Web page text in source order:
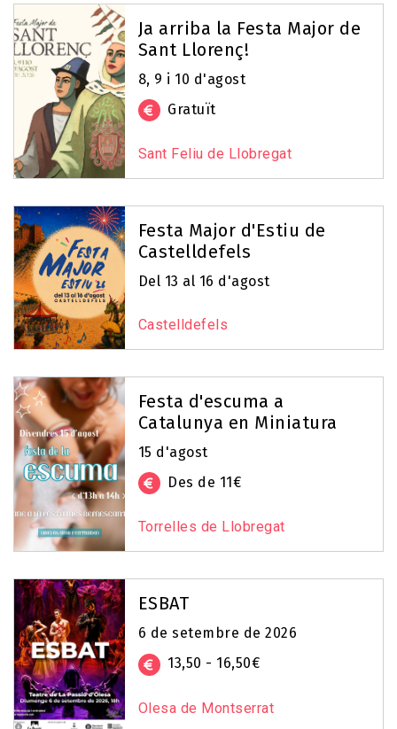
Ja arriba la Festa Major de
Sant Llorenç!
8, 9 i 10 d'agost
Gratuït
Sant Feliu de Llobregat
Festa Major d'Estiu de
Castelldefels
Del 13 al 16 d'agost
Castelldefels
Festa d'escuma a
Catalunya en Miniatura
15 d'agost
Des de 11€
Torrelles de Llobregat
ESBAT
6 de setembre de 2026
13,50 - 16,50€
Olesa de Montserrat